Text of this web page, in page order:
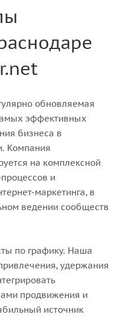
обновляемая
эффективных
бизнеса в
Компания
на комплексной
и
маркетинга, в
ведении сообществ
по графику. Наша
удержания
продвижения и
источник